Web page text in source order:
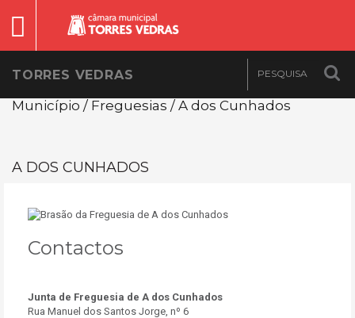
TORRES VEDRAS
Município / Freguesias / A dos Cunhados
A DOS CUNHADOS
Contactos
Junta de Freguesia de A dos Cunhados
Rua Manuel dos Santos Jorge, nº 6